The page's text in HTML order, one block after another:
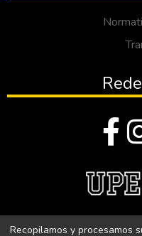
Recopilamos y procesamos